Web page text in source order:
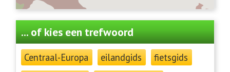
... of kies een trefwoord
Centraal-Europa eilandgids
fietsgids